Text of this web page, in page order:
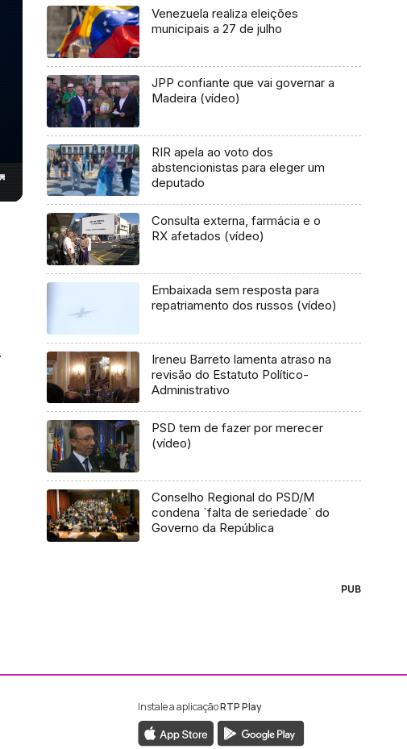
Venezuela realiza eleições
municipais a 27 de julho
JPP confiante que vai governar a
Madeira (vídeo)
RIR apela ao voto dos
abstencionistas para eleger um
deputado
Consulta externa, farmácia e o
RX afetados (vídeo)
Embaixada sem resposta para
repatriamento dos russos (vídeo)
Ireneu Barreto lamenta atraso na
revisão do Estatuto Político-
Administrativo
PSD tem de fazer por merecer
(vídeo)
Conselho Regional do PSD/M
condena `falta de seriedade` do
Governo da República
PUB
Facebook da RTP Madeira
Instagram da RTP Madeira
Instale a aplicaçãoRTP Play